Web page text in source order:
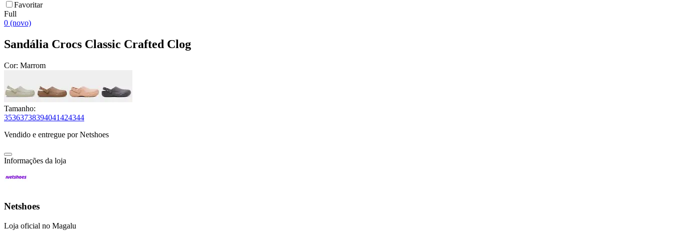
Favoritar
Full
0 (novo)
Sandália Crocs Classic Crafted Clog
Cor: Marrom
Tamanho:
35363738394041424344
Vendido e entregue por Netshoes
Informações da loja
Netshoes
Loja oficial no Magalu